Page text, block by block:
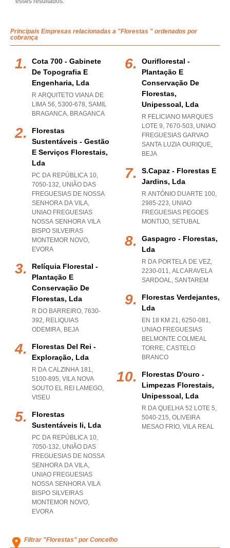
Principais Empresas relacionadas a "Florestas " ordenados por
cobrança
Cota 700 - Gabinete
De Topografia E
Engenharia, Lda
R ARQUITETO VIANA DE
LIMA 56, 5300-678, SAMIL
BRAGANCA, BRAGANCA
Florestas
Sustentáveis - Gestão
E Serviços Florestais,
Lda
PC DA REPÚBLICA 10,
7050-132, UNIÃO DAS
FREGUESIAS DE NOSSA
SENHORA DA VILA,
UNIAO FREGUESIAS
NOSSA SENHORA VILA
BISPO SILVEIRAS
MONTEMOR NOVO,
EVORA
Relíquia Florestal -
Plantação E
Conservação De
Florestas, Lda
R DO BARREIRO, 7630-
392, RELIQUIAS
ODEMIRA, BEJA
Florestas Del Rei -
Exploração, Lda
R DA CALZINHA 181,
5100-895, VILA NOVA
SOUTO EL REI LAMEGO,
VISEU
Florestas
Sustentáveis Ii, Lda
PC DA REPÚBLICA 10,
7050-132, UNIÃO DAS
FREGUESIAS DE NOSSA
SENHORA DA VILA,
UNIAO FREGUESIAS
NOSSA SENHORA VILA
BISPO SILVEIRAS
MONTEMOR NOVO,
EVORA
Ouriflorestal -
Plantação E
Conservação De
Florestas,
Unipessoal, Lda
R FELICIANO MARQUES
LOTE 9, 7670-503, UNIAO
FREGUESIAS GARVAO
SANTA LUZIA OURIQUE,
BEJA
S.capaz - Florestas E
Jardins, Lda
R ANTÓNIO DUARTE 100,
2985-223, UNIAO
FREGUESIAS PEGOES
MONTIJO, SETUBAL
Gaspagro - Florestas,
Lda
R DA PORTELA DE VEZ,
2230-011, ALCARAVELA
SARDOAL, SANTAREM
Florestas Verdejantes,
Lda
EN 18 KM 21, 6250-081,
UNIAO FREGUESIAS
BELMONTE COLMEAL
TORRE, CASTELO
BRANCO
Florestas D'ouro -
Limpezas Florestais,
Unipessoal, Lda
R DA QUELHA 52 LOTE 5,
5040-215, OLIVEIRA
MESAO FRIO, VILA REAL
Filtrar "Florestas" por Concelho